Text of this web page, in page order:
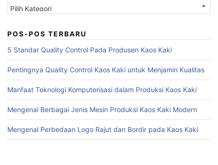
POS-POS TERBARU
5 Standar Quality Control Pada Produsen Kaos Kaki
Pentingnya Quality Control Kaos Kaki untuk Menjamin Kualitas
Manfaat Teknologi Komputerisasi dalam Produksi Kaos Kaki
Mengenal Berbagai Jenis Mesin Produksi Kaos Kaki Modern
Mengenal Perbedaan Logo Rajut dan Bordir pada Kaos Kaki